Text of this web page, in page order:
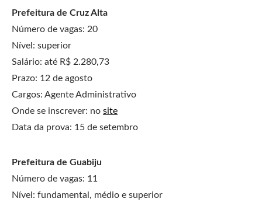
Prefeitura de Cruz Alta
Número de vagas: 20
Nível: superior
Salário: até R$ 2.280,73
Prazo: 12 de agosto
Cargos: Agente Administrativo
Onde se inscrever: no site
Data da prova: 15 de setembro
Prefeitura de Guabiju
Número de vagas: 11
Nível: fundamental, médio e superior